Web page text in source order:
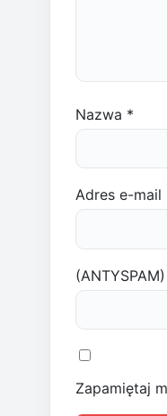
Nazwa *
Adres e-mail
Zapamiętaj